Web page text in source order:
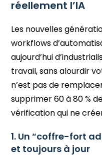
réellement l’IA
Les nouvelles
workflows
aujourd’hui
travail, sans alourdir
n’est pas de
supprimer 60 à 80 %
vérification qui ne
1. Un “coffre-fort
et toujours à jour